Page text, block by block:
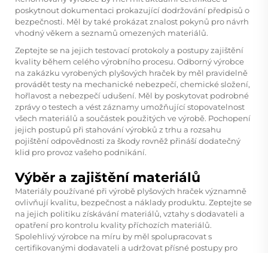
poskytnout dokumentaci prokazující dodržování předpisů o
bezpečnosti. Měl by také prokázat znalost pokynů pro návrh
vhodný věkem a seznamů omezených materiálů.
Zeptejte se na jejich testovací protokoly a postupy zajištění
kvality během celého výrobního procesu. Odborný výrobce
na zakázku vyrobených plyšových hraček by měl pravidelně
provádět testy na mechanické nebezpečí, chemické složení,
hořlavost a nebezpečí udušení. Měl by poskytovat podrobné
zprávy o testech a vést záznamy umožňující stopovatelnost
všech materiálů a součástek použitých ve výrobě. Pochopení
jejich postupů při stahování výrobků z trhu a rozsahu
pojištění odpovědnosti za škody rovněž přináší dodatečný
klid pro provoz vašeho podnikání.
Výběr a zajištění materiálů
Materiály používané při výrobě plyšových hraček významně
ovlivňují kvalitu, bezpečnost a náklady produktu. Zeptejte se
na jejich politiku získávání materiálů, vztahy s dodavateli a
opatření pro kontrolu kvality příchozích materiálů.
Spolehlivý výrobce na míru by měl spolupracovat s
certifikovanými dodavateli a udržovat přísné postupy pro